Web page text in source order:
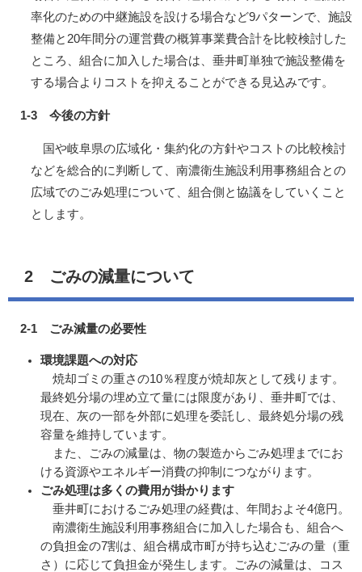
率化のための中継施設を設ける場合など9パターンで、施設
整備と20年間分の運営費の概算事業費合計を比較検討した
ところ、組合に加入した場合は、垂井町単独で施設整備を
する場合よりコストを抑えることができる見込みです。
1-3 今後の方針
国や岐阜県の広域化・集約化の方針やコストの比較検討
などを総合的に判断して、南濃衛生施設利用事務組合との
広域でのごみ処理について、組合側と協議をしていくこと
とします。
2 ごみの減量について
2-1 ごみ減量の必要性
環境課題への対応
焼却ゴミの重さの10％程度が焼却灰として残ります。
最終処分場の埋め立て量には限度があり、垂井町では、
現在、灰の一部を外部に処理を委託し、最終処分場の残
容量を維持しています。
また、ごみの減量は、物の製造からごみ処理までにお
ける資源やエネルギー消費の抑制につながります。
ごみ処理は多くの費用が掛かります
垂井町におけるごみ処理の経費は、年間およそ4億円。
南濃衛生施設利用事務組合に加入した場合も、組合へ
の負担金の7割は、組合構成市町が持ち込むごみの量（重
さ）に応じて負担金が発生します。ごみの減量は、コス